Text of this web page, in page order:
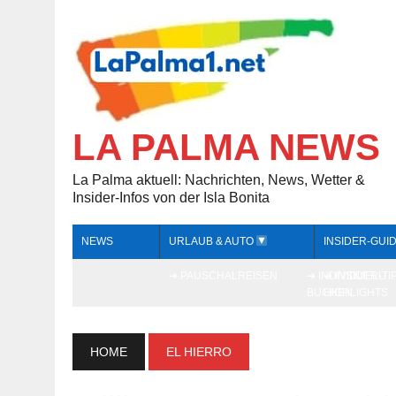
LA PALMA NEWS
La Palma aktuell: Nachrichten, News, Wetter &
Insider-Infos von der Isla Bonita
NEWS URLAUB & AUTO INSIDER-
HOME EL HIERRO